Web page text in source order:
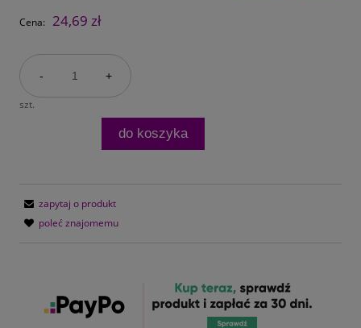
Cena: 24,69 zł
- +
szt.
do koszyka
zapytaj o produkt
poleć znajomemu